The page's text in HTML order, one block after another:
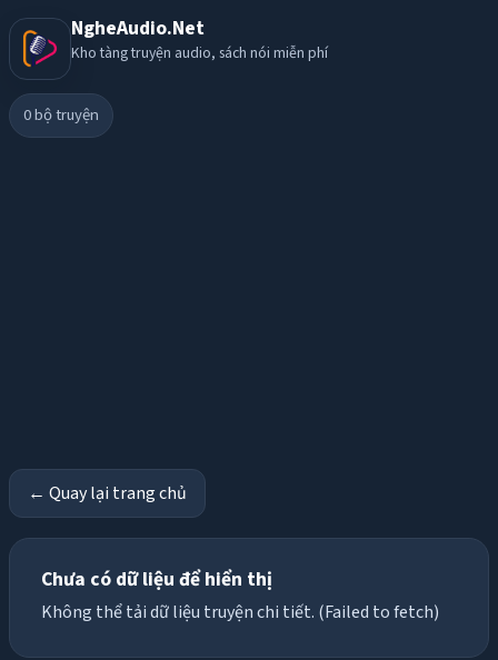
NgheAudio.Net
Kho tàng truyện audio, sách nói miễn phí
0bộ truyện
← Quay lại trang chủ
Chưa có dữ liệu để hiển thị
Không thể tải dữ liệu truyện chi tiết. (Failed to fetch)